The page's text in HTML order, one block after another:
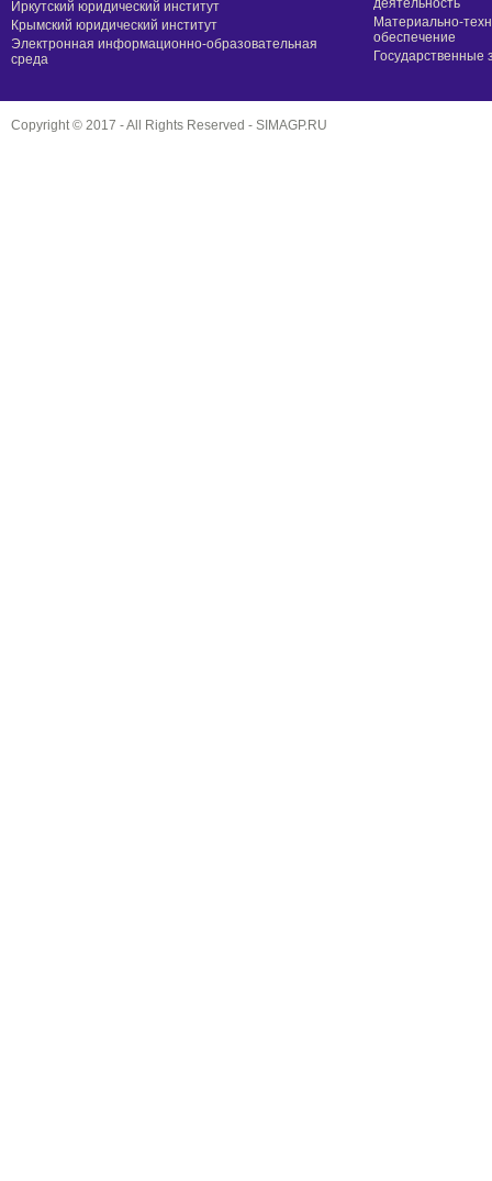
Иркутский юридический институт
Крымский юридический институт
Электронная информационно-образовательная
среда
деятельность
Материально-
обеспечение
Государственные
Copyright © 2017 - All Rights Reserved - SIMAGP.RU